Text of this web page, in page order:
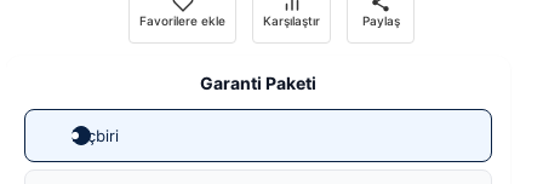
Favorilere ekle Karşılaştır Paylaş
Garanti Paketi
Hiçbiri